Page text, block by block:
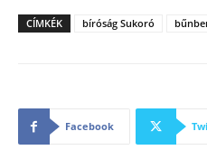
CÍMKÉK bíróság Sukoró
Facebook